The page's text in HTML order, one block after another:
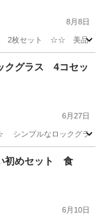
8月8日
セット ☆☆ 美品 刺繍の
セット
グラス 4コセッ
6月27日
ルなロックグラス 4コ
めセット 食
6月10日